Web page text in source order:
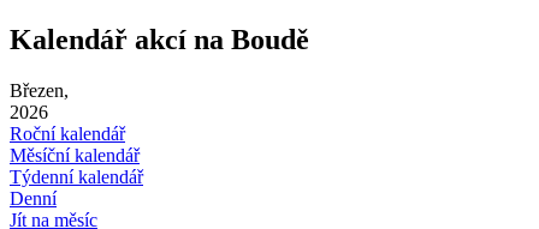
Kalendář akcí na Boudě
Březen,
2026
Roční kalendář
Měsíční kalendář
Týdenní kalendář
Denní
Jít na měsíc